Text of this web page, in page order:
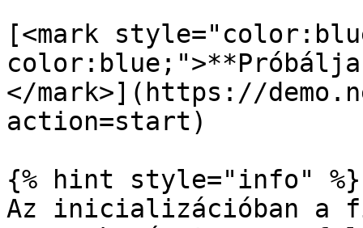
[<mark
</mark>](https://
action=start)
{% hint style="info" %}
Az inicializációban a